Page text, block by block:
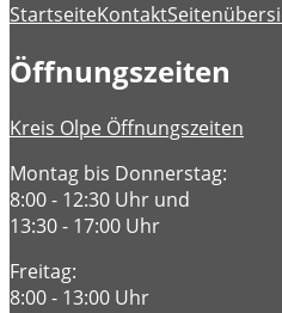
StartseiteKontakt
Öffnungszeiten
Kreis Olpe Öffnungszeiten
Montag bis Donnerstag:
8:00 - 12:30 Uhr und
13:30 - 17:00 Uhr
Freitag:
8:00 - 13:00 Uhr